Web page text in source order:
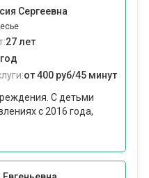
Сергеевна
27 лет
от 400 руб/45 минут
С детьми
с 2016 года,